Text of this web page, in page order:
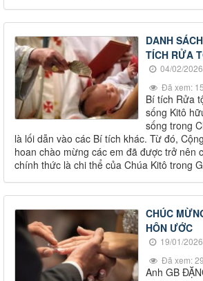
DANH
TÍCH RỬA
04/02/
Đã xem:
Bí tích Rửa
sống Kitô
sống trong
là lối dẫn vào các Bí tích khác. Từ đó,
hoan chào mừng các em đã được trở nên
chính thức là chi thể của Chúa Kitô trong
CHÚC
HÔN ƯỚC
19/01/
Đã xem:
Anh GB